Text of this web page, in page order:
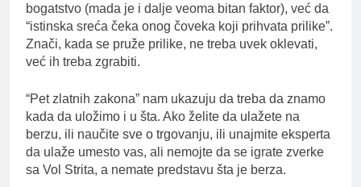
bogatstvo (mada je i dalje veoma bitan faktor), već da
“istinska sreća čeka onog čoveka koji prihvata prilike”.
Znači, kada se pruže prilike, ne treba uvek oklevati,
već ih treba zgrabiti.
“Pet zlatnih zakona” nam ukazuju da treba da znamo
kada da uložimo i u šta. Ako želite da ulažete na
berzu, ili naučite sve o trgovanju, ili unajmite eksperta
da ulaže umesto vas, ali nemojte da se igrate zverke
sa Vol Strita, a nemate predstavu šta je berza.